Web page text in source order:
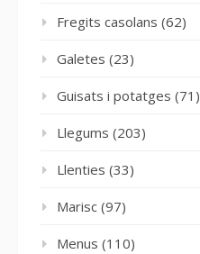
Fregits casolans (62)
Galetes (23)
Guisats i potatges (71)
Llegums (203)
Llenties (33)
Marisc (97)
Menus (110)